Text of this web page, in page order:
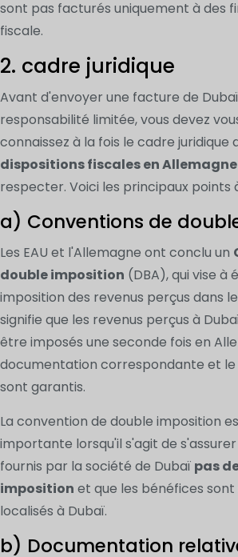
sont pas facturés uniquement à des
fiscale.
2. cadre juridique
Avant d'envoyer une facture de
responsabilité limitée, vous devez
connaissez à la fois le cadre juridique
dispositions fiscales en Allemagne
respecter. Voici les principaux points
a) Conventions de
Les EAU et l'Allemagne ont conclu un
double imposition (DBA), qui vise à
imposition des revenus perçus dans
signifie que les revenus perçus à
être imposés une seconde fois en
documentation correspondante et
sont garantis.
La convention de double imposition
importante lorsqu'il s'agit de
fournis par la société de Dubaï pas
imposition et que les bénéfices
localisés à Dubaï.
b) Documentation